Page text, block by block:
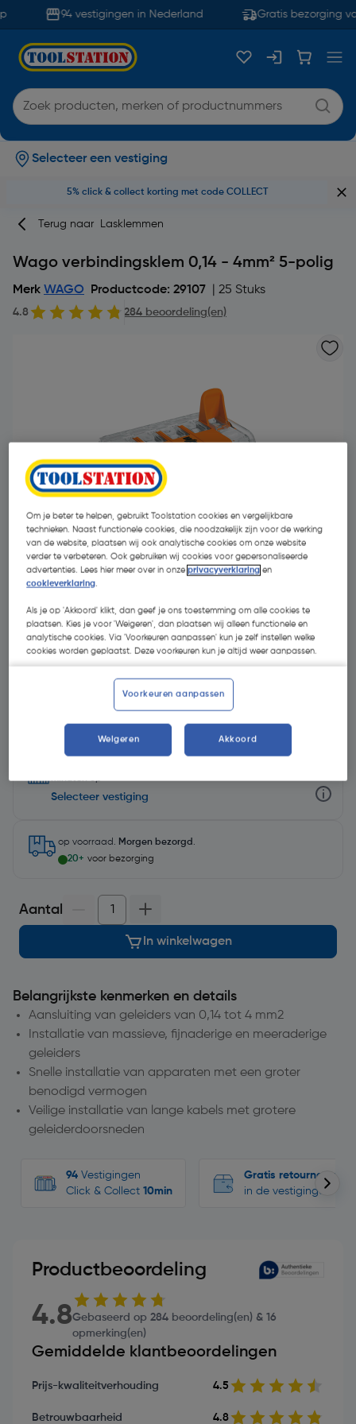
94 vestigingen in Nederland Gratis bezorging
Selecteer een vestiging
5% click & collect korting met code COLLECT
Terug naar Lasklemmen
Wago verbindingsklem 0,14 - 4mm² 5-polig
Merk WAGO Productcode: 29107 | 25 Stuks
4.8 284 beoordeling(en)
€ 17,52| Excl. btw € 14,48
Kies productvariant(5)
minuten op
Selecteer vestiging
op voorraad. Morgen bezorgd .
20+ voor bezorging
Aantal
In winkelwagen
Belangrijkste kenmerken en details
Aansluiting van geleiders van 0,14 tot 4 mm2
Installatie van massieve, fijnaderige en meeraderige
geleiders
Snelle installatie van apparaten met een groter
benodigd vermogen
Veilige installatie van lange kabels met grotere
geleiderdoorsneden
94 Vestigingen
Click & Collect 10min
Gratis retourneren
in de vestigingen
Productbeoordeling
4.8Gebaseerd op 284 beoordeling(en) & 16
opmerking(en)
Gemiddelde klantbeoordelingen
Prijs-kwaliteitverhouding 4.5
Betrouwbaarheid 4.8
Om je beter te helpen, gebruikt Toolstation cookies en vergelijkbare
technieken. Naast functionele cookies, die noodzakelijk zijn voor de werking
van de website, plaatsen wij ook analytische cookies om onze website
verder te verbeteren. Ook gebruiken wij cookies voor gepersonaliseerde
advertenties. Lees hier meer over in onzeprivacyverklaring en
cookieverklaring.
Als je op 'Akkoord' klikt, dan geef je ons toestemming om alle cookies te
plaatsen. Kies je voor 'Weigeren', dan plaatsen wij alleen functionele en
analytische cookies. Via 'Voorkeuren aanpassen' kun je zelf instellen welke
cookies worden geplaatst. Deze voorkeuren kun je altijd weer aanpassen.
Voorkeuren aanpassen
Weigeren Akkoord